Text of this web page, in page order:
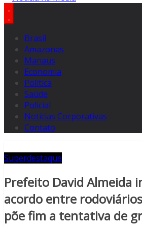
Brasil
Amazonas
Manaus
Economia
Politica
Saúde
Policial
Notícias Corporativas
Contato
Superdestaque
Prefeito David Almeida
acordo entre
põe fim a tentativa de